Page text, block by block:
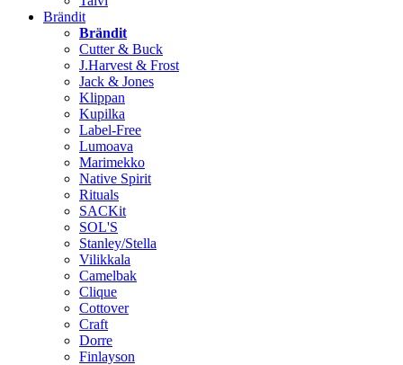
Brändit
Brändit
Cutter & Buck
J.Harvest & Frost
Jack & Jones
Klippan
Kupilka
Label-Free
Lumoava
Marimekko
Native Spirit
Rituals
SACKit
SOL'S
Stanley/Stella
Vilikkala
Camelbak
Clique
Cottover
Craft
Dorre
Finlayson